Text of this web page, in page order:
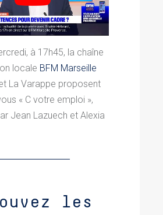
à 17h45, la chaîne
locale BFM Marseille
La Varappe proposent
« C votre emploi »,
Jean Lazuech et Alexia
les